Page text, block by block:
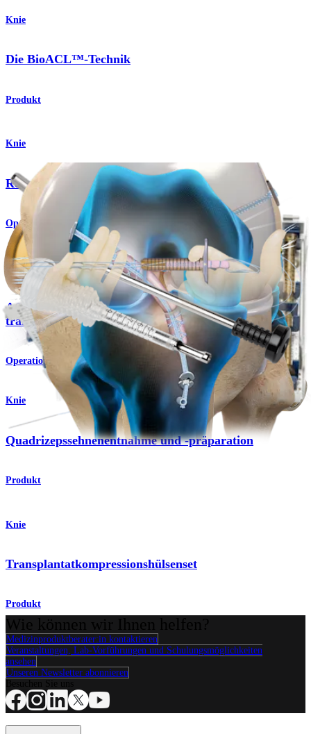
Knie
Die BioACL™-Technik
Produkt
Knie
Rekonstruktion des hinteren Kreuzbands (PCL)
Operationsverfahren
Knie
ACL-Rekonstruktion mit Quadrizepssehnen-
transplantat
Operationsverfahren
Knie
Quadrizepssehnenentnahme und -präparation
Produkt
Knie
Transplantatkompressionshülsenset
Produkt
Medizinproduktberater:in kontaktieren
Veranstaltungen, Lab-Vorführungen und Schulungsmöglichkeiten
ansehen
Unseren Newsletter abonnieren